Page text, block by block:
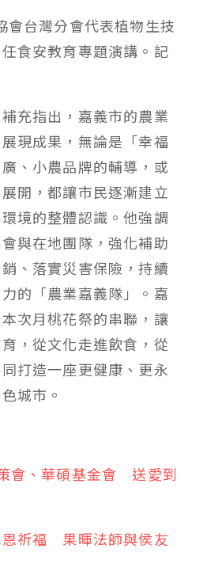
會台灣分會代表植物生技
食安教育專題演講。記
充指出，嘉義市的農業
現成果，無論是「幸福
、小農品牌的輔導，或
開，都讓市民逐漸建立
境的整體認識。他強調
與在地團隊，強化補助
、落實災害保險，持續
的「農業嘉義隊」。嘉
次月桃花祭的串聯，讓
，從文化走進飲食，從
打造一座更健康、更永
城市。
會、華碩基金會 送愛到
恩祈福 果暉法師與侯友